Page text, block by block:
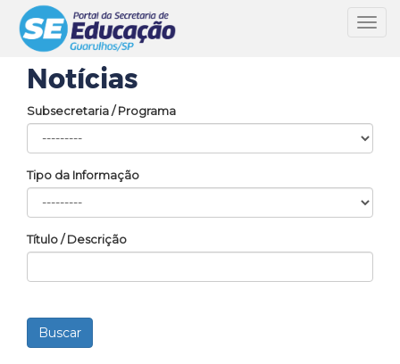
Notícias
Subsecretaria / Programa
Tipo da Informação
Título / Descrição